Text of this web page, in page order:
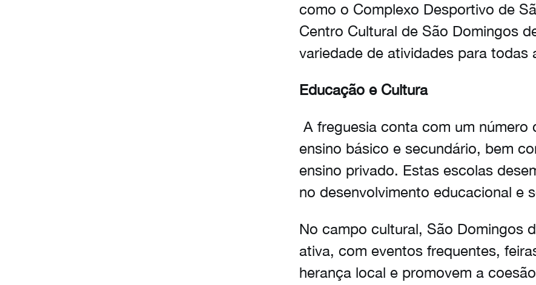
como o Complexo Desportivo de
Centro Cultural de São Domingos
variedade de atividades para todas
Educação e Cultura
A freguesia conta com um número
ensino básico e secundário, bem
ensino privado. Estas escolas
no desenvolvimento educacional e
No campo cultural, São Domingos
ativa, com eventos frequentes,
herança local e promovem a